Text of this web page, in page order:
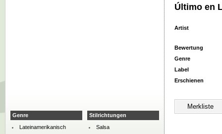
Último en
Artist
Bewertung
Genre
Label
Erschienen
Genre
Lateinamerikanisch
Stilrichtungen
Salsa